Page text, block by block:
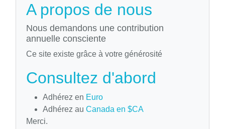
A propos de nous
Nous demandons une contribution
annuelle consciente
Ce site existe grâce à votre générosité
Consultez d'abord
Adhérez en Euro
Adhérez au Canada en $CA
Merci.